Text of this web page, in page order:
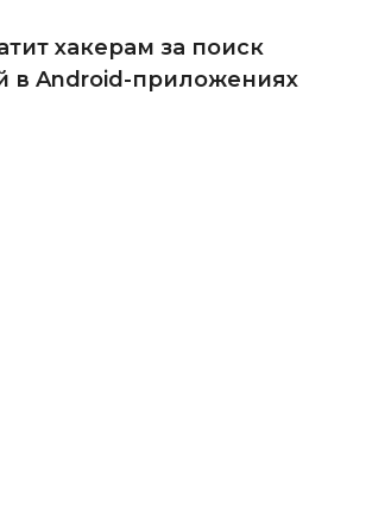
хакерам за поиск
в Android-приложениях